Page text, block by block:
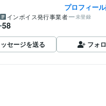
プロフィー
インボイス発行事業者 未登録
58
セージを送る フォ